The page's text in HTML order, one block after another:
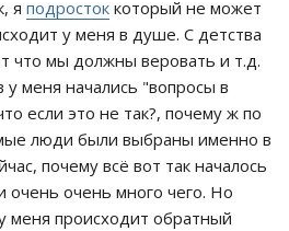
я подросток который не может
у меня в душе. С детства
что мы должны веровать и т.д.
меня начались "вопросы в
если это не так?, почему ж по
люди были выбраны именно в
почему всё вот так началось
очень очень много чего. Но
меня происходит обратный